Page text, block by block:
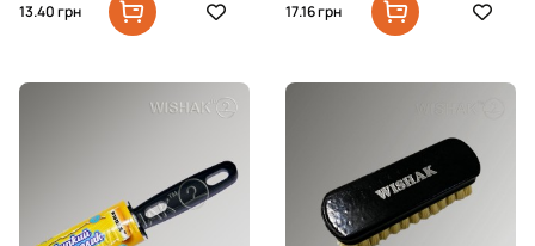
13.40грн 17.16грн